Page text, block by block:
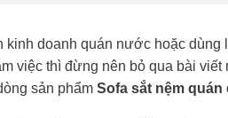
kinh doanh quán nước hoặc
việc thì đừng nên bỏ qua bài
sản phẩm Sofa sắt nệm quán